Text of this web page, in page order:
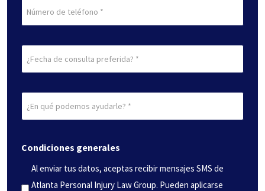
de
preferida
(Obligatorio)
qué
ayudarle?
(Obligatorio)
Condiciones generales
Al enviar tus datos, aceptas recibir mensajes SMS de
Atlanta Personal Injury Law Group. Pueden aplicarse